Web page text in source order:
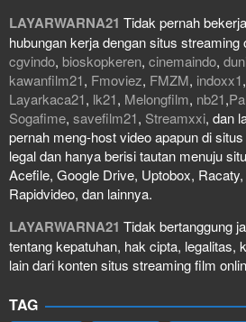
LAYARWARNA21 Tidak pernah
hubungan kerja dengan situs streaming
cgvindo, bioskopkeren, cinemaindo,
kawanfilm21, Fmoviez, FMZM, indoxx1,
Layarkaca21, lk21, Melongfilm, nb21,
Sogafime, savefilm21, Streamxxi, dan
pernah meng-host video apapun di situs
legal dan hanya berisi tautan menuju
Acefile, Google Drive, Uptobox,
Rapidvideo, dan lainnya.
LAYARWARNA21 Tidak bertanggung
tentang kepatuhan, hak cipta, legalitas,
lain dari konten situs streaming film
TAG